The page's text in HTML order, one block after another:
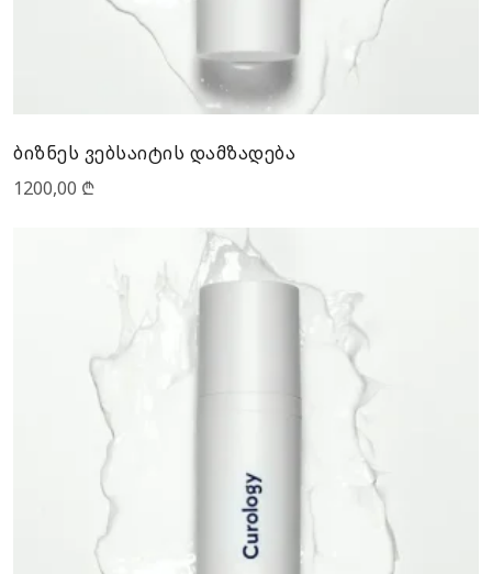
ბიზნეს ვებსაიტის დამზადება
1200,00 ₾